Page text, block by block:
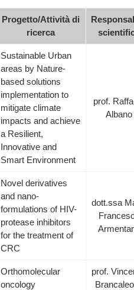
Progetto/Attività di
ricerca
Sustainable Urban
areas by Nature-
based solutions
implementation to
mitigate climate
impacts and achieve
a Resilient,
Innovative and
Smart Environment
prof.
Albano
Novel derivatives
and nano-
formulations of HIV-
protease inhibitors
for the treatment of
CRC
dott.ssa
Orthomolecular
oncology
prof.